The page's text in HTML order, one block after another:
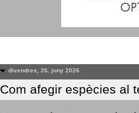
divendres, 26. juny 2026
Com afegir espècies al